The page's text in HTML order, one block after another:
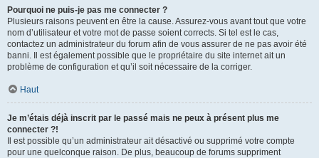
Pourquoi ne puis-je pas me connecter ?
Plusieurs raisons peuvent en être la cause. Assurez-vous avant tout que votre
nom d’utilisateur et votre mot de passe soient corrects. Si tel est le cas,
contactez un administrateur du forum afin de vous assurer de ne pas avoir été
banni. Il est également possible que le propriétaire du site internet ait un
problème de configuration et qu’il soit nécessaire de la corriger.
Haut
Je m’étais déjà inscrit par le passé mais ne peux à présent plus me
connecter ?!
Il est possible qu’un administrateur ait désactivé ou supprimé votre compte
pour une quelconque raison. De plus, beaucoup de forums suppriment